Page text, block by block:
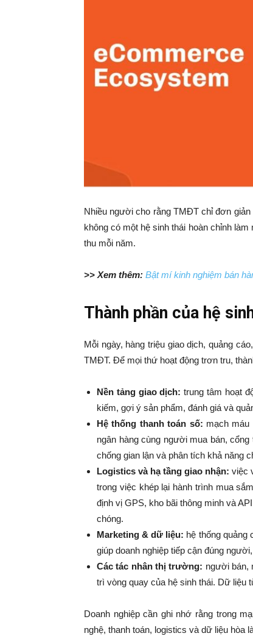
Nhiều người cho rằng TMĐT chỉ đơn
không có một hệ sinh thái hoàn chỉnh
thu mỗi năm.
>> Xem thêm: Bật mí kinh nghiệm bán
Thành phần của hệ
Mỗi ngày, hàng triệu giao dịch, quảng
TMĐT. Để mọi thứ hoạt động trơn tru,
Nền tảng giao dịch: trung tâm hoạt
kiếm, gợi ý sản phẩm, đánh giá và
Hệ thống thanh toán số: mạch
ngân hàng cùng người mua bán,
chống gian lận và phân tích khả năng
Logistics và hạ tầng giao nhận: việc
trong việc khép lại hành trình mua
định vị GPS, kho bãi thông minh và
chóng.
Marketing & dữ liệu: hệ thống quảng
giúp doanh nghiệp tiếp cận đúng
Các tác nhân thị trường: người bán,
trì vòng quay của hệ sinh thái. Dữ liệu
Doanh nghiệp cần ghi nhớ rằng trong
nghệ, thanh toán, logistics và dữ liệu